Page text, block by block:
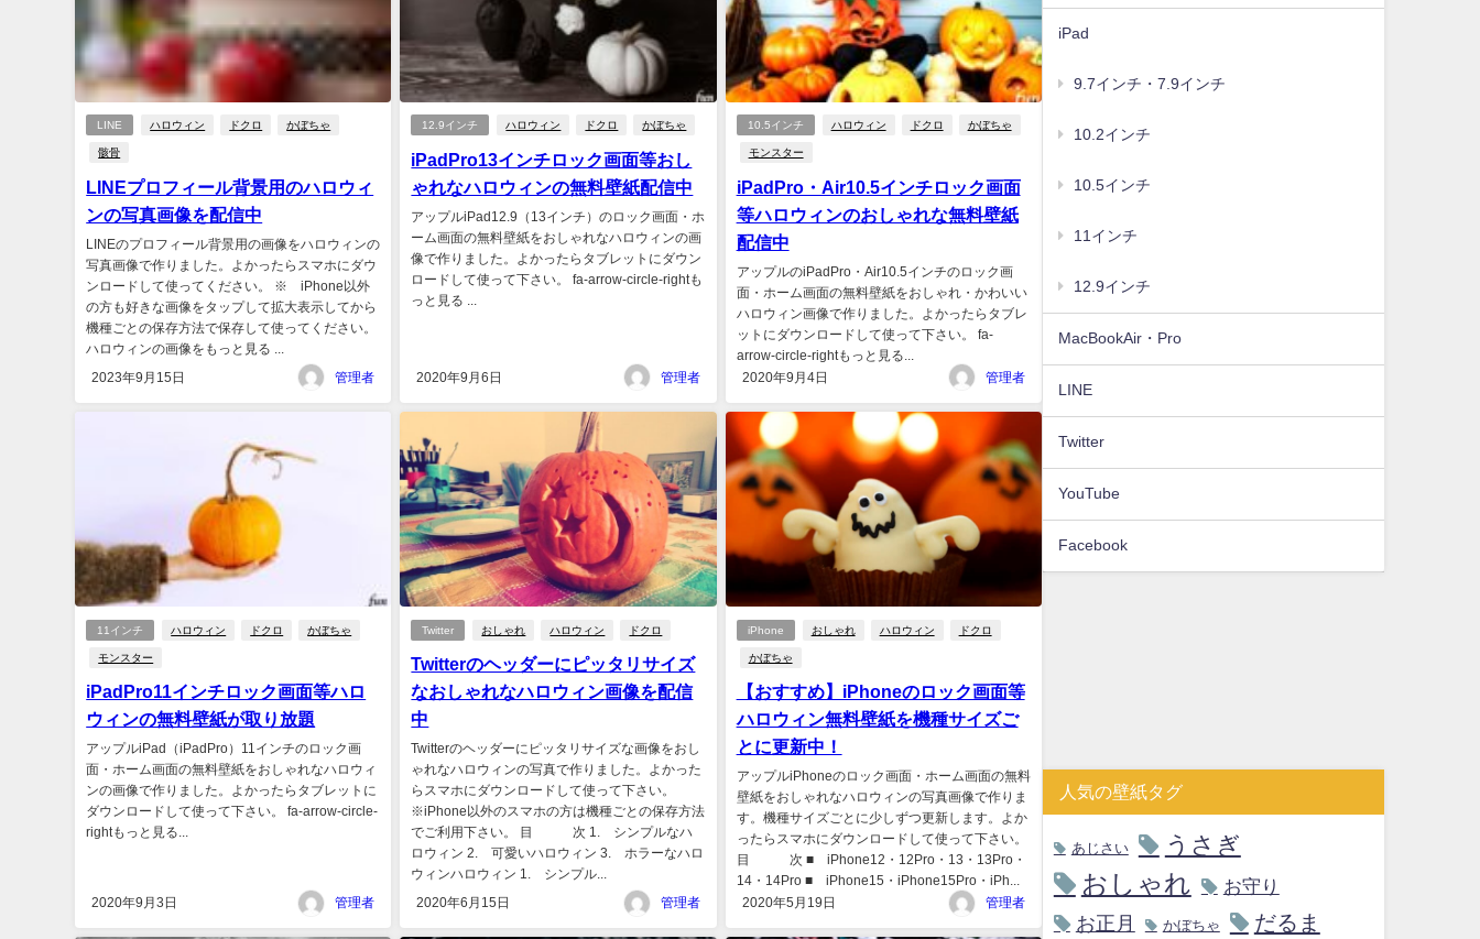
LINE ハロウィン ドクロ かぼちゃ
骸骨
LINEプロフィール背景用のハロウィ
ンの写真画像を配信中
LINEのプロフィール背景用の画像をハロウィンの
写真画像で作りました。よかったらスマホにダウ
ンロードして使ってください。 ※ iPhone以外
の方も好きな画像をタップして拡大表示してから
機種ごとの保存方法で保存して使ってください。
ハロウィンの画像をもっと見る ...
2023年9月15日 管理者
12.9インチ ハロウィン ドクロ かぼちゃ
iPadPro13インチロック画面等おし
ゃれなハロウィンの無料壁紙配信中
アップルiPad12.9（13インチ）のロック画面・ホ
ーム画面の無料壁紙をおしゃれなハロウィンの画
像で作りました。よかったらタブレットにダウン
ロードして使って下さい。 fa-arrow-circle-rightも
っと見る ...
2020年9月6日 管理者
10.5インチ ハロウィン ドクロ かぼちゃ
モンスター
iPadPro・Air10.5インチロック画面
等ハロウィンのおしゃれな無料壁紙
配信中
アップルのiPadPro・Air10.5インチのロック画
面・ホーム画面の無料壁紙をおしゃれ・かわいい
ハロウィン画像で作りました。よかったらタブレ
ットにダウンロードして使って下さい。 fa-
arrow-circle-rightもっと見る...
2020年9月4日
管理者
11インチ ハロウィン ドクロ かぼちゃ
モンスター
iPadPro11インチロック画面等ハロ
ウィンの無料壁紙が取り放題
アップルiPad（iPadPro）11インチのロック画
面・ホーム画面の無料壁紙をおしゃれなハロウィ
ンの画像で作りました。よかったらタブレットに
ダウンロードして使って下さい。 fa-arrow-circle-
rightもっと見る...
2020年9月3日 管理者
Twitter おしゃれ ハロウィン ドクロ
Twitterのヘッダーにピッタリサイズ
なおしゃれなハロウィン画像を配信
中
Twitterのヘッダーにピッタリサイズな画像をおし
ゃれなハロウィンの写真で作りました。よかった
らスマホにダウンロードして使って下さい。
※iPhone以外のスマホの方は機種ごとの保存方法
でご利用下さい。 目 次 1. シンプルなハ
ロウィン 2. 可愛いハロウィン 3. ホラーなハロ
ウィンハロウィン 1. シンプル...
2020年6月15日 管理者
iPhone おしゃれ ハロウィン ドクロ
かぼちゃ
【おすすめ】iPhoneのロック画面等
ハロウィン無料壁紙を機種サイズご
とに更新中！
アップルiPhoneのロック画面・ホーム画面の無料
壁紙をおしゃれなハロウィンの写真画像で作りま
す。機種サイズごとに少しずつ更新します。よか
ったらスマホにダウンロードして使って下さい。
目 次 ■ iPhone12・12Pro・13・13Pro・
14・14Pro ■ iPhone15・iPhone15Pro・iPh...
2020年5月19日
管理者
iPad
9.7インチ・7.9インチ
10.2インチ
10.5インチ
11インチ
12.9インチ
MacBookAir・Pro
LINE
Twitter
YouTube
Facebook
人気の壁紙タグ
あじさい うさぎ
おしゃれ お守り
お正月 かぼちゃ だるま